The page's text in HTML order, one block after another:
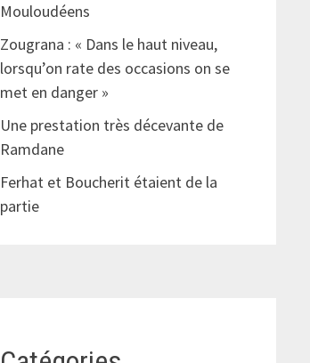
Mouloudéens
Zougrana : « Dans le haut niveau,
lorsqu’on rate des occasions on se
met en danger »
Une prestation très décevante de
Ramdane
Ferhat et Boucherit étaient de la
partie